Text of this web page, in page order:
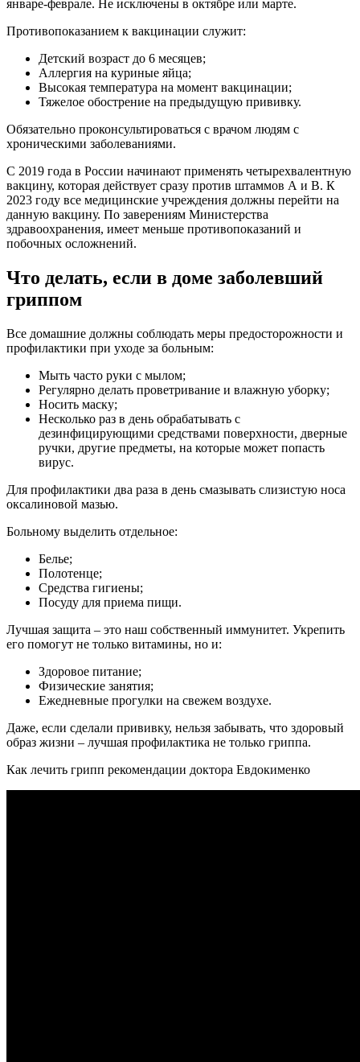
январе-феврале. Не исключены в октябре или марте.
Противопоказанием к вакцинации служит:
Детский возраст до 6 месяцев;
Аллергия на куриные яйца;
Высокая температура на момент вакцинации;
Тяжелое обострение на предыдущую прививку.
Обязательно проконсультироваться с врачом людям с
хроническими заболеваниями.
С 2019 года в России начинают применять четырехвалентную
вакцину, которая действует сразу против штаммов А и В. К
2023 году все медицинские учреждения должны перейти на
данную вакцину. По заверениям Министерства
здравоохранения, имеет меньше противопоказаний и
побочных осложнений.
Что делать, если в доме заболевший
гриппом
Все домашние должны соблюдать меры предосторожности и
профилактики при уходе за больным:
Мыть часто руки с мылом;
Регулярно делать проветривание и влажную уборку;
Носить маску;
Несколько раз в день обрабатывать с
дезинфицирующими средствами поверхности, дверные
ручки, другие предметы, на которые может попасть
вирус.
Для профилактики два раза в день смазывать слизистую носа
оксалиновой мазью.
Больному выделить отдельное:
Белье;
Полотенце;
Средства гигиены;
Посуду для приема пищи.
Лучшая защита – это наш собственный иммунитет. Укрепить
его помогут не только витамины, но и:
Здоровое питание;
Физические занятия;
Ежедневные прогулки на свежем воздухе.
Даже, если сделали прививку, нельзя забывать, что здоровый
образ жизни – лучшая профилактика не только гриппа.
Как лечить грипп рекомендации доктора Евдокименко